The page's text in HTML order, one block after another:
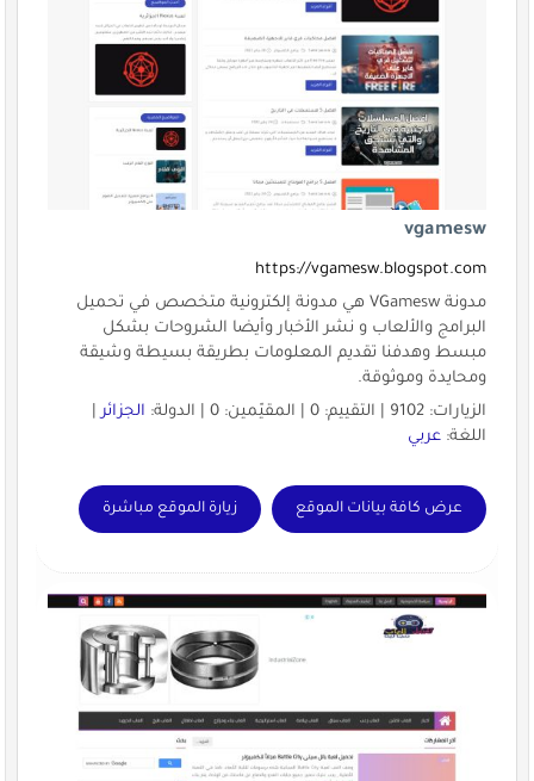
vgamesw
https://vgamesw.blogspot.com
مدونة VGamesw هي مدونة إلكترونية متخصص في تحميل
البرامج والألعاب و نشر الأخبار وأيضا الشروحات بشكل
مبسط وهدفنا تقديم المعلومات بطريقة بسيطة وشيقة
ومحايدة وموثوقة.
الزيارات: 9102 | التقييم: 0 | المقيّمين: 0 | الدولة:
الجزائر|
اللغة: عربي
عرض كافة بيانات الموقع زيارة الموقع مباشرة